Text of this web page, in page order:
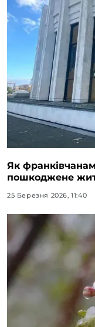
Як
пошкоджене
25 Березня 2026, 11:40